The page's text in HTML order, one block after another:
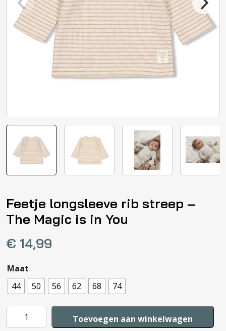
Feetje longsleeve rib streep –
The Magic is in You
€ 14,99
Maat
44
50 56 62 68 74
Feetje
longsleeve
Toevoegen aan winkelwagen